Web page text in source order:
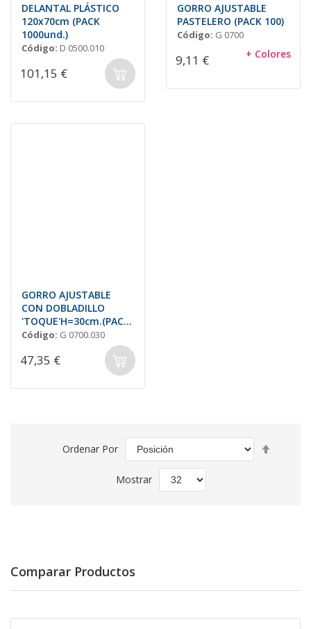
DELANTAL PLÁSTICO
120x70cm (PACK
1000und.)
Código: D 0500.010
101,15 €
GORRO AJUSTABLE
PASTELERO (PACK 100)
Código: G 0700
9,11 € + Colores
GORRO AJUSTABLE
CON DOBLADILLO
'TOQUE'H=30cm.(PACK
10)
Código: G 0700.030
47,35 €
Ordenar Por
Mostrar
Comparar Productos